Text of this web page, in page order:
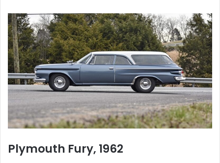
Plymouth Fury, 1962